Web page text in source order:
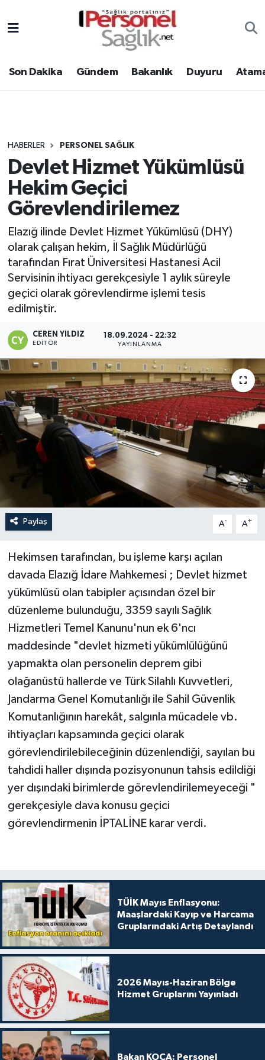
Son Dakika Gündem Bakanlık Duyuru
HABERLER PERSONEL SAĞLIK
Devlet Hizmet Yükümlüsü
Hekim Geçici
Görevlendirilemez
Elazığ ilinde Devlet Hizmet Yükümlüsü (DHY)
olarak çalışan hekim, İl Sağlık Müdürlüğü
tarafından Fırat Üniversitesi Hastanesi Acil
Servisinin ihtiyacı gerekçesiyle 1 aylık süreyle
geçici olarak görevlendirme işlemi tesis
edilmiştir.
CEREN YILDIZ
EDITÖR
18.09.2024 - 22:32
YAYINLANMA
Paylaş A- A+
Hekimsen tarafından, bu işleme karşı açılan
davada Elazığ İdare Mahkemesi ; Devlet hizmet
yükümlüsü olan tabipler açısından özel bir
düzenleme bulunduğu, 3359 sayılı Sağlık
Hizmetleri Temel Kanunu'nun ek 6'ncı
maddesinde "devlet hizmeti yükümlülüğünü
yapmakta olan personelin deprem gibi
olağanüstü hallerde ve Türk Silahlı Kuvvetleri,
Jandarma Genel Komutanlığı ile Sahil Güvenlik
Komutanlığının harekât, salgınla mücadele vb.
ihtiyaçları kapsamında geçici olarak
görevlendirilebileceğinin düzenlendiği, sayılan bu
tahdidi haller dışında pozisyonunun tahsis edildiği
yer dışındaki birimlerde görevlendirilemeyeceği "
gerekçesiyle dava konusu geçici
görevlendirmenin İPTALİNE karar verdi.
TÜİK Mayıs Enflasyonu:
Maaşlardaki Kayıp ve Harcama
Gruplarındaki Artış Detaylandı
2026 Mayıs-Haziran Bölge
Hizmet Gruplarını Yayınladı
Bakan KOCA: Personel
Gündem
Atamalar
Mevzuat
Sendika
Kpss - Sınav
Nöbetçi Eczaneler
Hava Durumu
Tüm Manşetler
Son Dakika Haberleri
Haber Arşivi